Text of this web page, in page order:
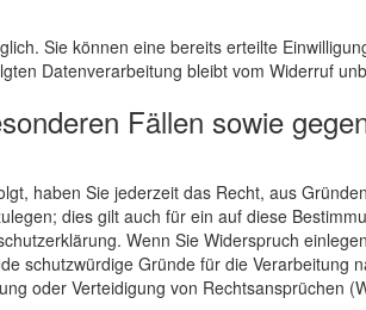
Sie können eine bereits erteilte
Datenverarbeitung bleibt vom Widerruf
Fällen sowie
haben Sie jederzeit das Recht, aus
dies gilt auch für ein auf diese
Wenn Sie Widerspruch
schutzwürdige Gründe für die Verarbeitung
oder Verteidigung von Rechtsansprüchen